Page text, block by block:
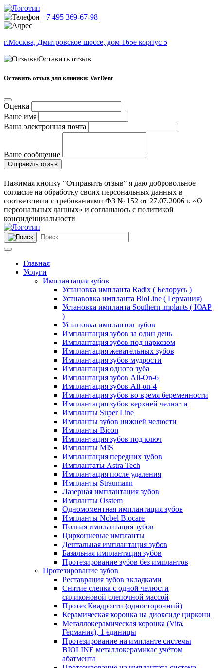
+7 495 369-67-98
г.Москва, Дмитровское шоссе, дом 165е корпус 5
Оставить отзыв
Оставить отзыв для клиники: VarDent
Оценка
Ваше имя
Ваша электронная почта
Ваше сообщение
Отправить отзыв
Нажимая кнопку "Отправить отзыв" я даю добровольное
согласие на обработку своих персональных данных в
соответствии с требованиями ФЗ № 152 от 27.07.2006 г. «О
персональных данных» и соглашаюсь с политикой
конфиденциальности
Главная
Услуги
Имплантация зубов
Установка импланта Radix ( Белорусь )
Устнавовка импланта BioLine ( Германия)
Установка импланта Southern implants ( ЮАР
)
Установка имплантов зубов
Имплантация зубов за один день
Имплантация зубов под наркозом
Имплантация жевательных зубов
Имплантация зубов мудрости
Имплантация одного зуба
Имплантация зубов All-On-6
Имплантация зубов All-on-4
Имплантация зубов во время беременности
Имплантация зубов верхней челюсти
Импланты Super Line
Импланты зубов нижней челюсти
Импланты Bicon
Имплантация зубов под ключ
Импланты MIS
Имплантация передних зубов
Имплантаты Astra Tech
Имплантация после удаления
Импланты Straumann
Лазерная имплантация зубов
Импланты Osstem
Одномоментная имплантация зубов
Импланты Nobel Biocare
Полная имплантация зубов
Циркониевые импланты
Дентальная имплантация зубов
Базальная имплантация зубов
Протезирование зубов без имплантов
Протезирование зубов
Реставрация зубов вкладками
Снятие слепка с одной челюсти
силиконовой слепочной массой
Протез Квадротти (односторонний)
Керамическая коронка на диоксиде циркони
Металлокерамическая коронка (Vita,
Германия), 1 единицы
Протезирование на импланте системы
BIOLINE металлокерамикас учётом
абатмента